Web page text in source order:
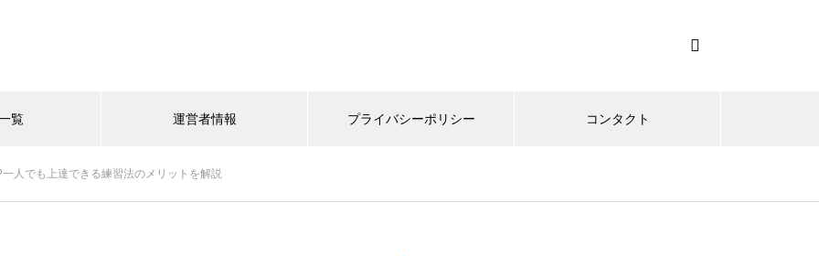
覧 運営者情報 プライバシーポリシー コンタクト
人でも上達できる練習法のメリットを解説